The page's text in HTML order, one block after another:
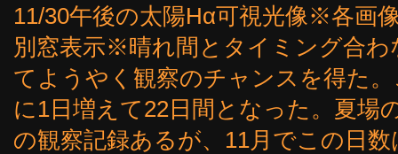
11/30午後の太陽Hα可視光像※各画
別窓表示※晴れ間とタイミング合
てようやく観察のチャンスを得た
に1日増えて22日間となった。夏場
の観察記録あるが、11月でこの日